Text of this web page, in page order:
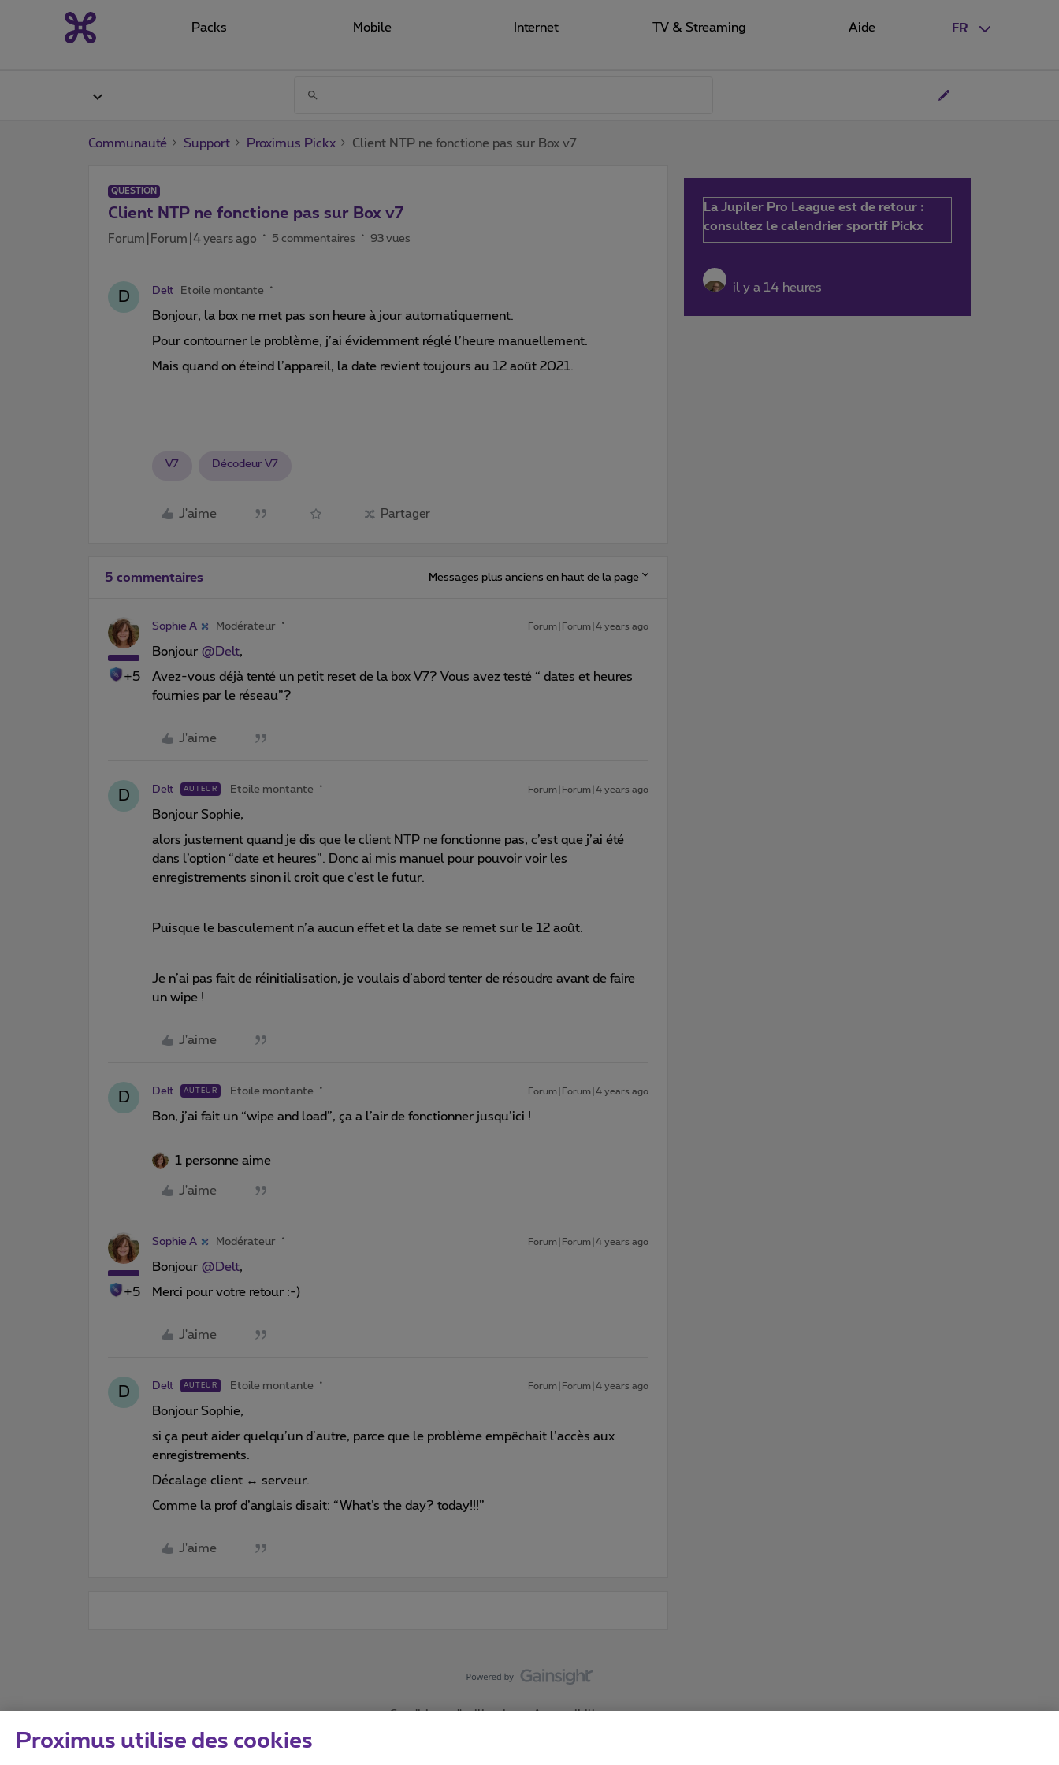
FR
Packs Mobile Internet TV & Streaming Aide
Communauté Support Proximus Pickx Client NTP ne fonctione pas sur Box v7
QUESTION
Client NTP ne fonctione pas sur Box v7
Forum|Forum|4 years ago 5 commentaires 93 vues
D Delt Etoile montante
Bonjour, la box ne met pas son heure à jour automatiquement.
Pour contourner le problème, j’ai évidemment réglé l’heure manuellement.
Mais quand on éteind l’appareil, la date revient toujours au 12 août 2021.
V7 Décodeur V7
J'aime Partager
5 commentaires Messages plus anciens en haut de la page
+5
Sophie A Modérateur Forum|Forum|4 years ago
Bonjour @Delt,
Avez-vous déjà tenté un petit reset de la box V7? Vous avez testé “ dates et heures
fournies par le réseau”?
J'aime
D Delt AUTEUR Etoile montante Forum|Forum|4 years ago
Bonjour Sophie,
alors justement quand je dis que le client NTP ne fonctionne pas, c’est que j’ai été
dans l’option “date et heures”. Donc ai mis manuel pour pouvoir voir les
enregistrements sinon il croit que c’est le futur.
Puisque le basculement n’a aucun effet et la date se remet sur le 12 août.
Je n’ai pas fait de réinitialisation, je voulais d’abord tenter de résoudre avant de faire
un wipe !
J'aime
D Delt AUTEUR Etoile montante Forum|Forum|4 years ago
Bon, j’ai fait un “wipe and load”, ça a l’air de fonctionner jusqu’ici !
1 personne aime
J'aime
+5
Sophie A Modérateur Forum|Forum|4 years ago
Bonjour @Delt,
Merci pour votre retour :-)
J'aime
D Delt AUTEUR Etoile montante Forum|Forum|4 years ago
Bonjour Sophie,
si ça peut aider quelqu’un d’autre, parce que le problème empêchait l’accès aux
enregistrements.
Décalage client ↔ serveur.
Comme la prof d’anglais disait: “What’s the day? today!!!”
J'aime
La Jupiler Pro League est de retour :
consultez le calendrier sportif Pickx
il y a 14 heures
Conditions d'utilisation Accessibility statement
Proximus utilise des cookies